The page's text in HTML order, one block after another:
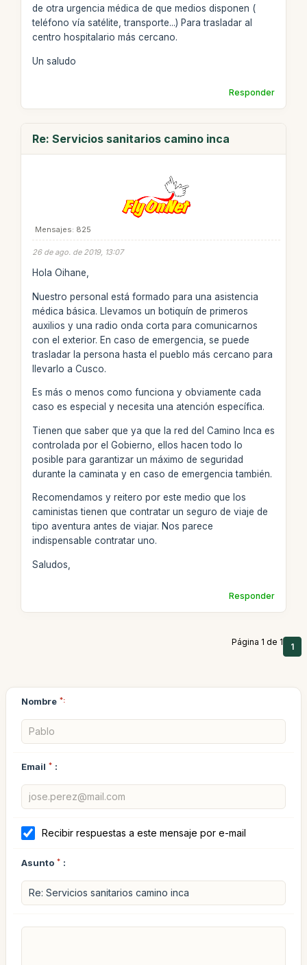
de otra urgencia médica de que medios disponen (
teléfono vía satélite, transporte...) Para trasladar al
centro hospitalario más cercano.
Un saludo
Responder
Re: Servicios sanitarios camino inca
Mensajes: 825
26 de ago. de 2019, 13:07
Hola Oihane,
Nuestro personal está formado para una asistencia
médica básica. Llevamos un botiquín de primeros
auxilios y una radio onda corta para comunicarnos
con el exterior. En caso de emergencia, se puede
trasladar la persona hasta el pueblo más cercano para
llevarlo a Cusco.
Es más o menos como funciona y obviamente cada
caso es especial y necesita una atención específica.
Tienen que saber que ya que la red del Camino Inca es
controlada por el Gobierno, ellos hacen todo lo
posible para garantizar un máximo de seguridad
durante la caminata y en caso de emergencia también.
Recomendamos y reitero por este medio que los
caministas tienen que contratar un seguro de viaje de
tipo aventura antes de viajar. Nos parece
indispensable contratar uno.
Saludos,
Responder
Página 1 de 1 1
Nombre *:
Email * :
Recibir respuestas a este mensaje por e-mail
Asunto * :